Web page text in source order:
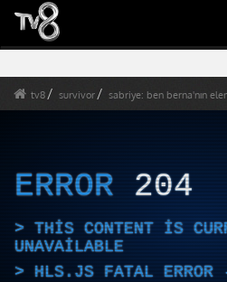
tv8 survivor sabriye: ben berna'nın
ERROR 204
THIS CONTENT IS
UNAVAILABLE
HLS.JS FATAL ERROR -